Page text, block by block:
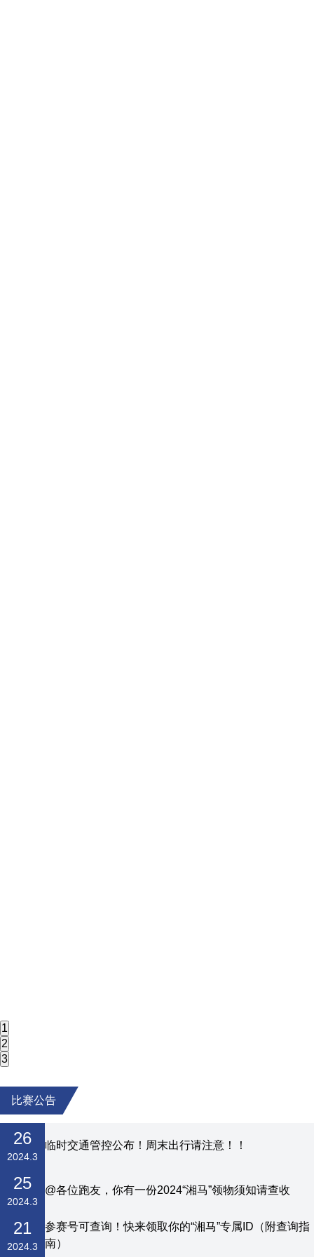
1
2
3
比赛公告
26
2024 3
临时交通管控公布！周末出行请注意！！
25
2024 3
@各位跑友，你有一份2024“湘马”领物须知请查收
21
2024 3
参赛号可查询！快来领取你的“湘马”专属ID（附查询指
南）